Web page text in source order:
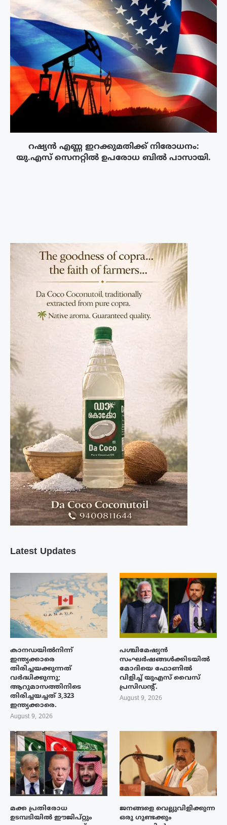
റഷ്യൻ എണ്ണ ഇറക്കുമതിക്ക് നിരോധനം:
യു.എസ് സെനറ്റിൽ ഉപരോധ ബിൽ പാസായി.
Latest Updates
കാനഡയിൽനിന്ന്
ഇന്ത്യക്കാരെ
തിരിച്ചയക്കുന്നത്
വർദ്ധിക്കുന്നു;
ആറുമാസത്തിനിടെ
തിരിച്ചയച്ചത് 3,323
ഇന്ത്യക്കാരെ.
August 9, 2026
പശ്ചിമേഷ്യന്‍
സംഘര്‍ഷങ്ങള്‍ക്കിടയിൽ
മോദിയെ ഫോണില്‍
വിളിച്ച് യുഎസ് വൈസ്
പ്രസിഡന്റ്.
August 9, 2026
മക്ക പ്രതിരോധ
ഉടമ്പടിയിൽ ഈജിപ്റ്റും
ജനങ്ങളെ വെല്ലുവിളിക്കുന്ന
ഒരു ഗുണ്ടക്കും